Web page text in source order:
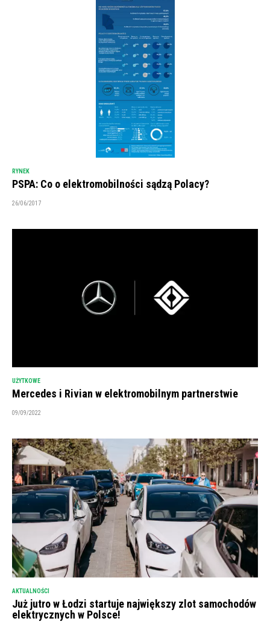
RYNEK
PSPA: Co o elektromobilności sądzą Polacy?
26/06/2017
UŻYTKOWE
Mercedes i Rivian w elektromobilnym partnerstwie
09/09/2022
AKTUALNOŚCI
Już jutro w Łodzi startuje największy zlot samochodów
elektrycznych w Polsce!